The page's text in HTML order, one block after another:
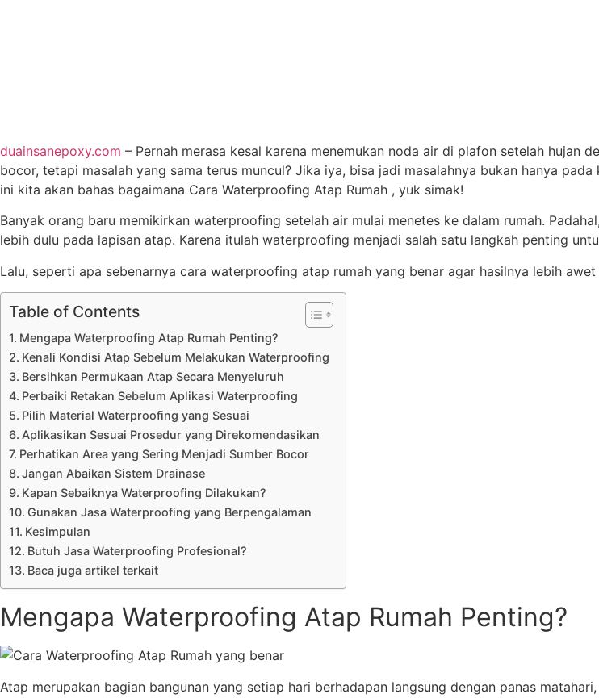
duainsanepoxy.com – Pernah merasa kesal karena menemukan noda air di plafon setelah hujan
bocor, tetapi masalah yang sama terus muncul? Jika iya, bisa jadi masalahnya bukan hanya
ini kita akan bahas bagaimana Cara Waterproofing Atap Rumah , yuk simak!
Banyak orang baru memikirkan waterproofing setelah air mulai menetes ke dalam rumah.
lebih dulu pada lapisan atap. Karena itulah waterproofing menjadi salah satu langkah penting
Lalu, seperti apa sebenarnya cara waterproofing atap rumah yang benar agar hasilnya lebih
Table of Contents
Mengapa Waterproofing Atap Rumah Penting?
Kenali Kondisi Atap Sebelum Melakukan Waterproofing
Bersihkan Permukaan Atap Secara Menyeluruh
Perbaiki Retakan Sebelum Aplikasi Waterproofing
Pilih Material Waterproofing yang Sesuai
Aplikasikan Sesuai Prosedur yang Direkomendasikan
Perhatikan Area yang Sering Menjadi Sumber Bocor
Jangan Abaikan Sistem Drainase
Kapan Sebaiknya Waterproofing Dilakukan?
Gunakan Jasa Waterproofing yang Berpengalaman
Kesimpulan
Butuh Jasa Waterproofing Profesional?
Baca juga artikel terkait
Mengapa Waterproofing Atap Rumah Penting?
Atap merupakan bagian bangunan yang setiap hari berhadapan langsung dengan panas